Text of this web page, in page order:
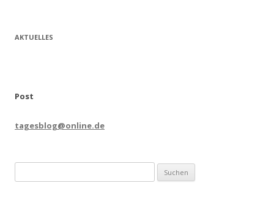
AKTUELLES
Post
tagesblog@online.de
nach: